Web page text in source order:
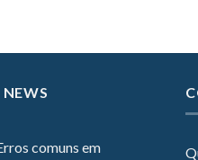
comuns em